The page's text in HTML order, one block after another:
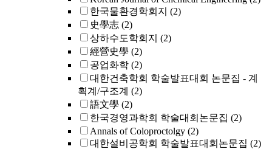
한국물환경학회지 (2)
史學志 (2)
상하수도학회지 (2)
經營史學 (2)
공업화학 (2)
대한건축학회 학술발표대회 논문집 - 계
획계/구조계 (2)
語文學 (2)
한국경영과학회 학술대회논문집 (2)
Annals of Coloproctolgy (2)
대한설비공학회 학술발표대회논문집 (2)